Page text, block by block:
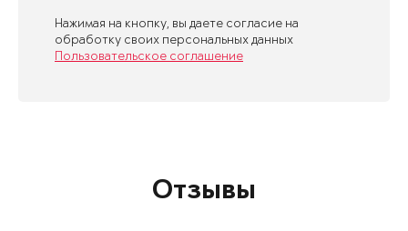
Нажимая на кнопку, вы даете согласие на
обработку своих персональных данных
Пользовательское соглашение
Отзывы